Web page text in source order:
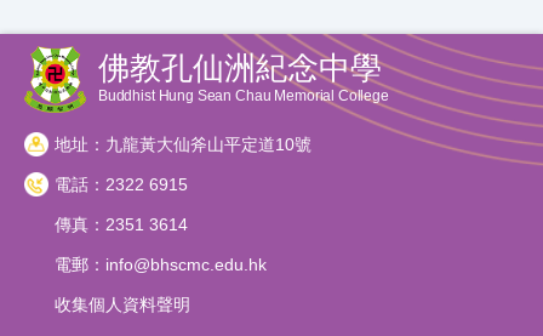
佛教孔仙洲紀念中學
Buddhist Hung Sean Chau Memorial College
地址：九龍黃大仙斧山平定道10號
電話：2322 6915
傳真：2351 3614
電郵： info@bhscmc.edu.hk
收集個人資料聲明